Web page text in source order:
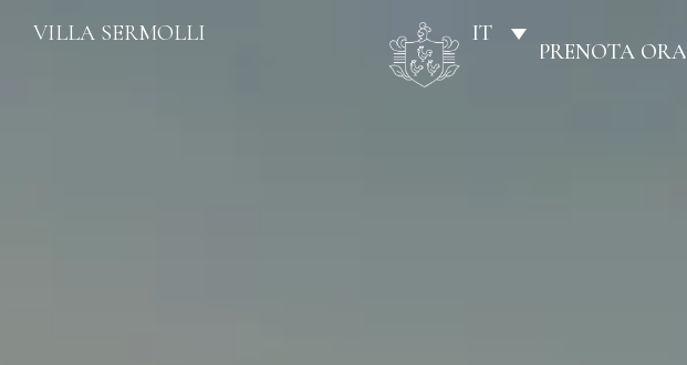
VILLA SERMOLLI IT
PRENOTA ORA